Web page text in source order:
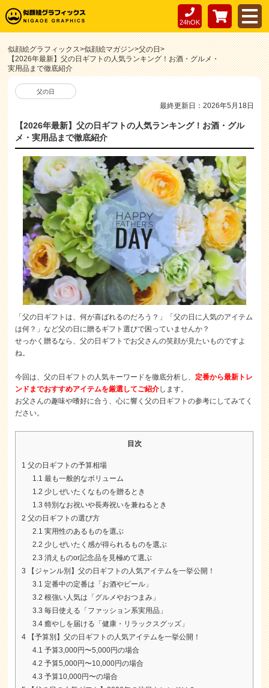
24hOK
似顔絵グラフィックス>似顔絵マガジン>父の日>
【2026年最新】父の日ギフトの人気ランキング！お酒・グルメ・
実用品まで徹底紹介
父の日
最終更新日：2026年5月18日
【2026年最新】父の日ギフトの人気ランキング！お酒・グル
メ・実用品まで徹底紹介
「父の日ギフトは、何が喜ばれるのだろう？」「父の日に人気のアイテム
は何？」など父の日に贈るギフト選びで困っていませんか？
せっかく贈るなら、父の日ギフトでお父さんの笑顔が見たいものですよ
ね。
今回は、父の日ギフトの人気キーワードを徹底分析し、 定番から最新トレ
ンドまでおすすめアイテムを厳選してご紹介します。
お父さんの趣味や嗜好に合う、心に響く父の日ギフトの参考にしてみてく
ださい。
目次
1 父の日ギフトの予算相場
1.1 最も一般的なボリューム
1.2 少しぜいたくなものを贈るとき
1.3 特別なお祝いや長寿祝いを兼ねるとき
2 父の日ギフトの選び方
2.1 実用性のあるものを選ぶ
2.2 少しぜいたく感が得られるものを選ぶ
2.3 消えものor記念品を見極めて選ぶ
3
【ジャンル別】父の日ギフトの人気アイテムを一挙公開！
3.1 定番中の定番は「お酒やビール」
3.2 根強い人気は「グルメやおつまみ」
3.3 毎日使える「ファッション系実用品」
3.4 癒やしを届ける「健康・リラックスグッズ」
4 【予算別】父の日ギフトの人気アイテムを一挙公開！
4.1 予算3,000円〜5,000円の場合
4.2 予算5,000円〜10,000円の場合
4.3 予算10,000円〜の場合